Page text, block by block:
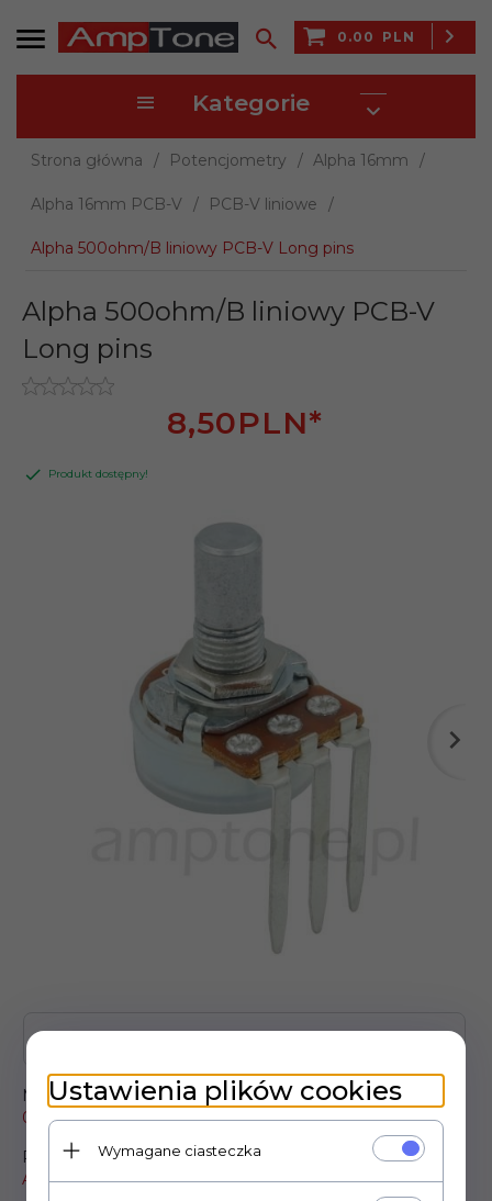
0.00 PLN
Kategorie
Strona główna Potencjometry Alpha 16mm
Alpha 16mm PCB-V PCB-V liniowe
Alpha 500ohm/B liniowy PCB-V Long pins
Alpha 500ohm/B liniowy PCB-V
Long pins
8,50PLN*
Produkt dostępny!
Model:
0500-748
Koszt wysyłki od:
9.90 PLN
Producent:
Alpha
Ustawienia plików cookies
Wymagane ciasteczka